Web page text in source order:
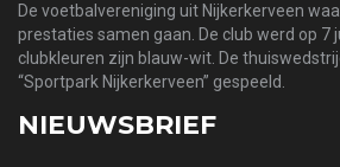
De voetbalvereniging uit Nijkerkerveen
prestaties samen gaan. De club werd op 7
clubkleuren zijn blauw-wit. De
“Sportpark Nijkerkerveen” gespeeld.
NIEUWSBRIEF